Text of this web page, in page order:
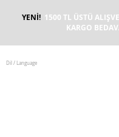
YENİ! 1500 TL ÜSTÜ
KARGO
Dil / Language